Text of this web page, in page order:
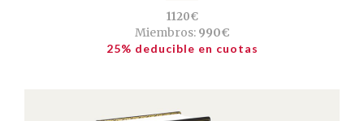
1120€
Miembros:990€
25% deducible en cuotas